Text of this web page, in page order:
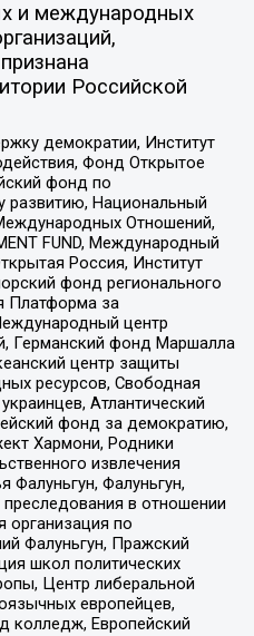
и международных
Российской
демократии, Институт
Фонд Открытое
фонд по
развитию, Национальный
Отношений,
FUND, Международный
Россия, Институт
фонд регионального
Платформа за
центр
Германский фонд Маршалла
центр защиты
ресурсов, Свободная
Атлантический
фонд за демократию,
Хармони, Родники
извлечения
Фалуньгун, Фалуньгун,
в отношении
организация по
Фалуньгун, Пражский
школ политических
Центр либеральной
европейцев,
колледж, Европейский